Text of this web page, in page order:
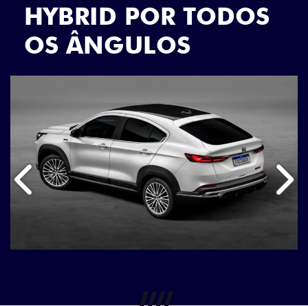
HYBRID POR TODOS
OS ÂNGULOS
Anterior